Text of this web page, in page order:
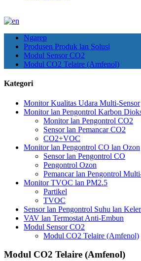
Ngarep
Produsen Produk lan Solusi
Modul Sensor CO2
Modul CO2 Telaire (Amfenol)
Kategori
Monitor Kualitas Udara Multi-Sensor
Monitor lan Pengontrol Karbon
Monitor lan Pengontrol CO2
Sensor lan Pemancar CO2
CO2+VOC
Monitor lan Pengontrol CO lan Ozon
Sensor lan Pengontrol CO
Pengontrol Ozon
Pemancar lan Pengontrol
Monitor TVOC lan PM2.5
Partikel
TVOC
Sensor lan Pengontrol Suhu lan
VAV lan Termostat Anti-Embun
Modul Sensor CO2
Modul CO2 Telaire (Amfenol)
Modul CO2 Telaire (Amfenol)